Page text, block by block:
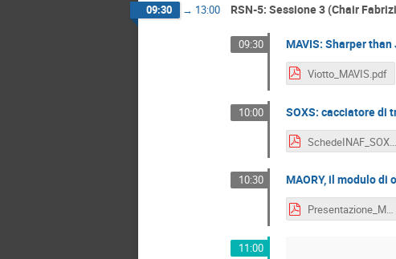
09:30 → 13:00 RSN-5: Sessione 3 (Chair
09:30 MAVIS: Sharper
Viotto_MAVIS.pdf
10:00 SOXS: cacciatore di
SchedeINAF_SOXS.pdf
10:30 MAORY, il modulo di
Presentazione_MAORY_Scheda_INAF.pdf
11:00